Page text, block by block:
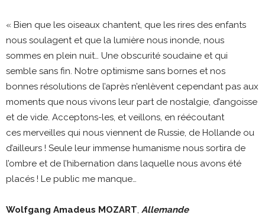
« Bien que les oiseaux chantent, que les rires des enfants
nous soulagent et que la lumière nous inonde, nous
sommes en plein nuit… Une obscurité soudaine et qui
semble sans fin. Notre optimisme sans bornes et nos
bonnes résolutions de l’après n’enlèvent cependant pas aux
moments que nous vivons leur part de nostalgie, d’angoisse
et de vide. Acceptons-les, et veillons, en réécoutant
ces merveilles qui nous viennent de Russie, de Hollande ou
d’ailleurs ! Seule leur immense humanisme nous sortira de
l’ombre et de l’hibernation dans laquelle nous avons été
placés ! Le public me manque…
Wolfgang Amadeus MOZART, Allemande